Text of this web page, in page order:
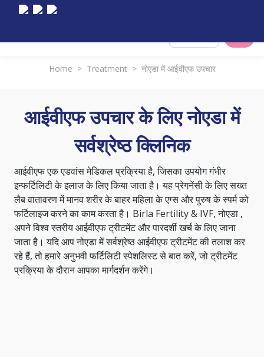
Home > Treatment > नोएडा में आईवीएफ उपचार
आईवीएफ उपचार के लिए नोएडा में
सर्वश्रेष्ठ क्लिनिक
आईवीएफ एक एडवांस मेडिकल प्रक्रिया है, जिसका उपयोग गंभीर
इन्फर्टिलिटी के इलाज के लिए किया जाता है। यह प्रेगनेंसी के लिए सख्त
लैब वातावरण में मानव शरीर के बाहर महिला के एग्स और पुरुष के स्पर्म को
फर्टिलाइज करने का काम करता है। Birla Fertility & IVF, नोएडा ,
अपने विश्व स्तरीय आईवीएफ ट्रीटमेंट और पारदर्शी खर्च के लिए जाना
जाता है। यदि आप नोएडा में सर्वश्रेष्ठ आईवीएफ ट्रीटमेंट की तलाश कर
रहे हैं, तो हमारे अनुभवी फर्टिलिटी स्पेशलिस्ट से बात करें, जो ट्रीटमेंट
प्रक्रिया के दौरान आपका मार्गदर्शन करेंगे।